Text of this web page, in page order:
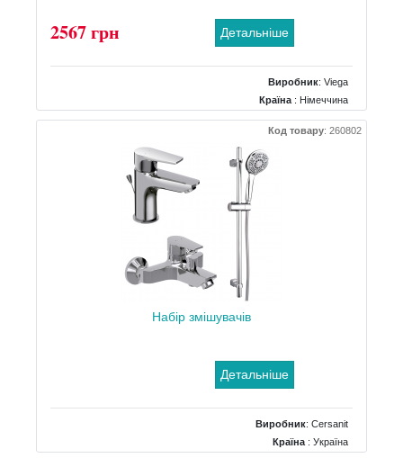
2567 грн Детальніше
Виробник: Viega
Країна : Німеччина
Тип: для ванн
Матеріал: пластик
Код товару: 260802
Набір змішувачів
Детальніше
Виробник: Cersanit
Країна : Україна